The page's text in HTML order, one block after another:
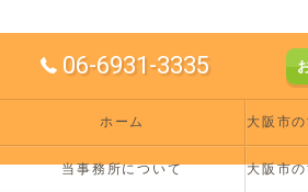
06-6931-3335
ホーム
当事務所について